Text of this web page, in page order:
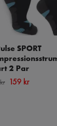
SPORT
2 Par
159 kr